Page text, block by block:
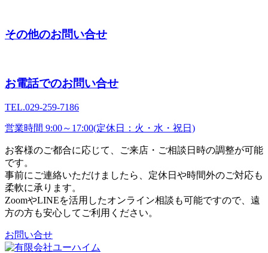
その他のお問い合せ
お電話でのお問い合せ
TEL.029-259-7186
営業時間 9:00～17:00(定休日：火・水・祝日)
お客様のご都合に応じて、ご来店・ご相談日時の調整が可能
です。
事前にご連絡いただけましたら、定休日や時間外のご対応も
柔軟に承ります。
ZoomやLINEを活用したオンライン相談も可能ですので、遠
方の方も安心してご利用ください。
お問い合せ